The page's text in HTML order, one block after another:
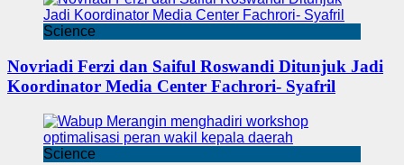
Science
Novriadi Ferzi dan Saiful Roswandi Ditunjuk Jadi
Koordinator Media Center Fachrori- Syafril
Science